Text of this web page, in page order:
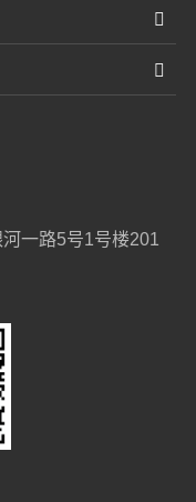
一路5号1号楼201